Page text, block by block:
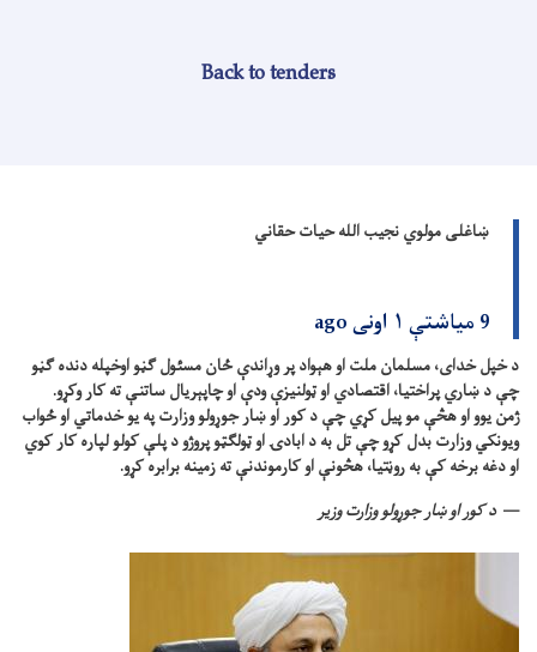
Back to tenders
ښاغلی مولوي نجیب الله حیات حقاني
9 میاشتې ۱ اونی ago
د خپل خدای، مسلمان ملت او هېواد پر وړاندې ځان مسئول ګڼو اوخپله دنده ګڼو
چې د ښاري پراختیا، اقتصادي او ټولنیزې ودې او چاپېریال ساتنې ته کار وکړو.
ژمن یوو او هڅې مو پیل کړي چې د کور او ښار جوړولو وزارت په یو خدماتي او ځواب
ویونکي وزارت بدل کړو چې تل به د ابادۍ او ټولګټو پروژو د پلې کولو لپاره کار کوي
او دغه برخه کې به روڼتیا، هڅونې او کارموندنې ته زمینه برابره کړو.
د کور او ښار جوړولو وزارت وزیر